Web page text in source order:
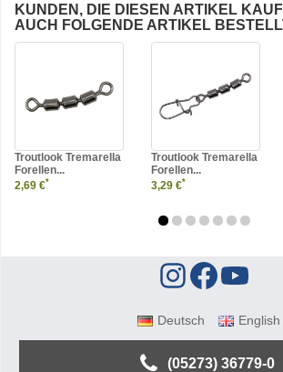
KUNDEN, DIE DIESEN ARTIKEL
AUCH FOLGENDE ARTIKEL
Troutlook Tremarella
Forellen...
2,69 €*
Troutlook Tremarella
Forellen...
3,29 €*
Deutsch English
(05273) 36779-0